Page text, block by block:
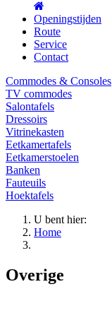
Openingstijden
Route
Service
Contact
Commodes & Consoles
TV commodes
Salontafels
Dressoirs
Vitrinekasten
Eetkamertafels
Eetkamerstoelen
Banken
Fauteuils
Hoektafels
U bent hier:
Home
Overige